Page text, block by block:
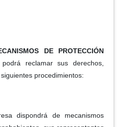
DE PROTECCIÓN
reclamar sus derechos,
procedimientos:
dispondrá de mecanismos